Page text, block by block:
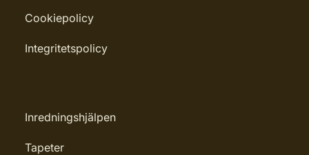
Cookiepolicy
Integritetspolicy
Inredningshjälpen
Tapeter